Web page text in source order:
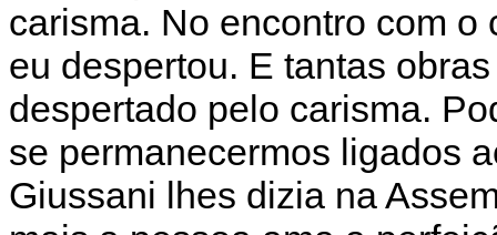
carisma. No encontro com
eu despertou. E tantas
despertado pelo carisma.
se permanecermos ligados
Giussani lhes dizia na